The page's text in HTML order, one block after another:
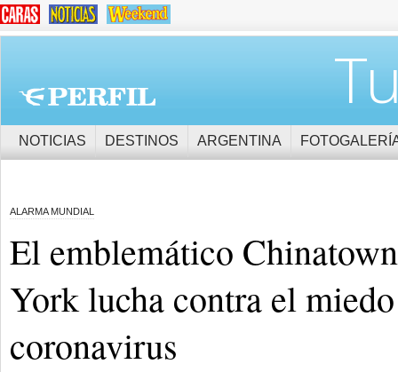
NOTICIAS DESTINOS ARGENTINA
ALARMA MUNDIAL
El emblemático
York lucha contra el
coronavirus